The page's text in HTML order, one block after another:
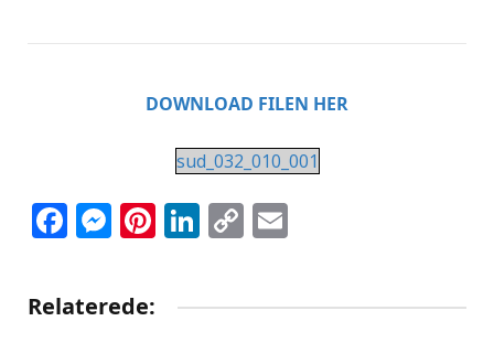
DOWNLOAD FILEN HER
sud_032_010_001
Facebook
Messenger
Pinterest
LinkedIn
Copy
Relaterede: